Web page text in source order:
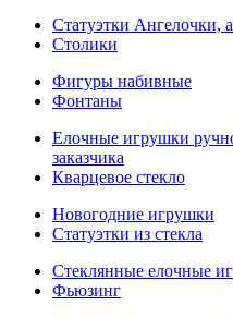
Статуэтки Ангелочки,
Столики
Фигуры набивные
Фонтаны
Елочные игрушки
заказчика
Кварцевое стекло
Новогодние игрушки
Статуэтки из стекла
Стеклянные елочные
Фьюзинг